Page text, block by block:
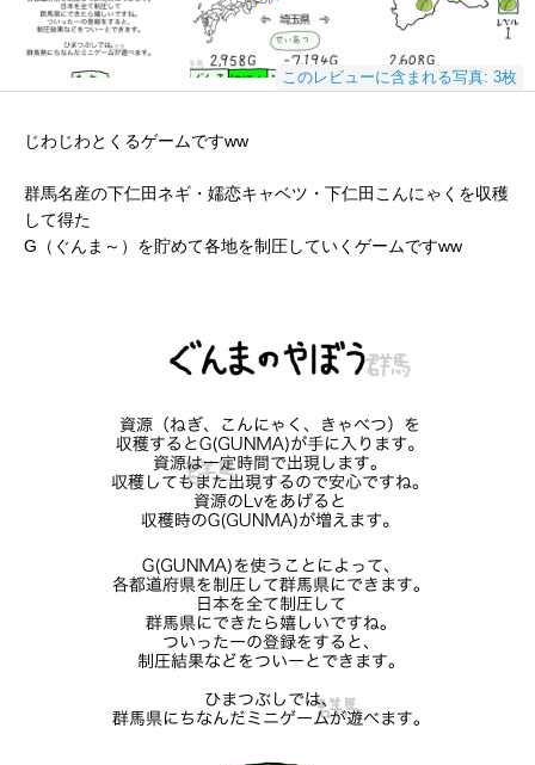
このレビューに含まれる写真: 3枚
じわじわとくるゲームですww
群馬名産の下仁田ネギ・嬬恋キャベツ・下仁田こんにゃくを収穫
して得た
G（ぐんま～）を貯めて各地を制圧していくゲームですww